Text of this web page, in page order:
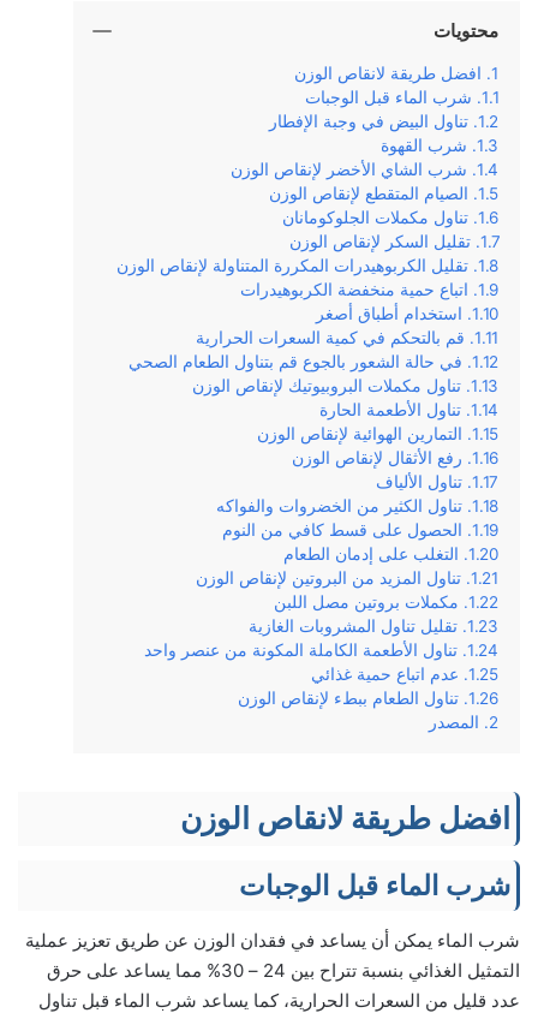
محتويات
افضل طريقة لانقاص الوزن
شرب الماء قبل الوجبات
تناول البيض في وجبة الإفطار
شرب القهوة
شرب الشاي الأخضر لإنقاص الوزن
الصيام المتقطع لإنقاص الوزن
تناول مكملات الجلوكومانان
تقليل السكر لإنقاص الوزن
تقليل الكربوهيدرات المكررة المتناولة لإنقاص الوزن
اتباع حمية منخفضة الكربوهيدرات
استخدام أطباق أصغر
قم بالتحكم في كمية السعرات الحرارية
في حالة الشعور بالجوع قم بتناول الطعام الصحي
تناول مكملات البروبيوتيك لإنقاص الوزن
تناول الأطعمة الحارة
التمارين الهوائية لإنقاص الوزن
رفع الأثقال لإنقاص الوزن
تناول الألياف
تناول الكثير من الخضروات والفواكه
الحصول على قسط كافي من النوم
التغلب على إدمان الطعام
تناول المزيد من البروتين لإنقاص الوزن
مكملات بروتين مصل اللبن
تقليل تناول المشروبات الغازية
تناول الأطعمة الكاملة المكونة من عنصر واحد
عدم اتباع حمية غذائي
تناول الطعام ببطء لإنقاص الوزن
المصدر
افضل طريقة لانقاص الوزن
شرب الماء قبل الوجبات
شرب الماء يمكن أن يساعد في فقدان الوزن عن طريق تعزيز عملية
التمثيل الغذائي بنسبة تتراح بين 24 – 30% مما يساعد على حرق
عدد قليل من السعرات الحرارية، كما يساعد شرب الماء قبل تناول